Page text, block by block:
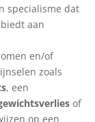
specialisme dat
aan
en/of
zoals
, een
of
op een